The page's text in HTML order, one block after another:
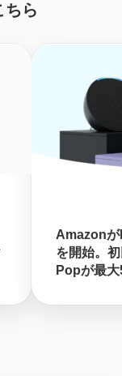
ちら
Amazon
を開始。
Popが最